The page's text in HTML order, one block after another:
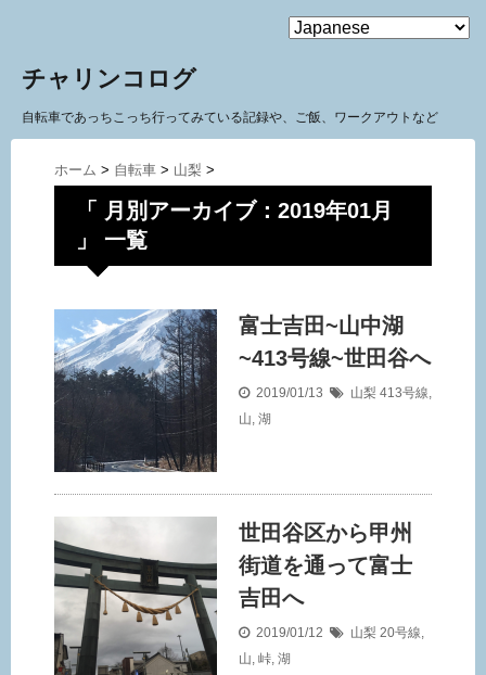
MENU
チャリンコログ
自転車であっちこっち行ってみている記録や、ご飯、ワークアウトなど
ホーム > 自転車 > 山梨 >
「 月別アーカイブ：2019年01月
」 一覧
富士吉田~山中湖
~413号線~世田谷へ
2019/01/13 山梨 413号線,
山, 湖
世田谷区から甲州
街道を通って富士
吉田へ
2019/01/12 山梨 20号線,
山, 峠, 湖